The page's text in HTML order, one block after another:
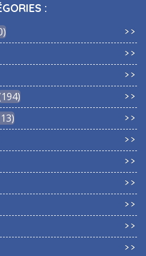
:
194